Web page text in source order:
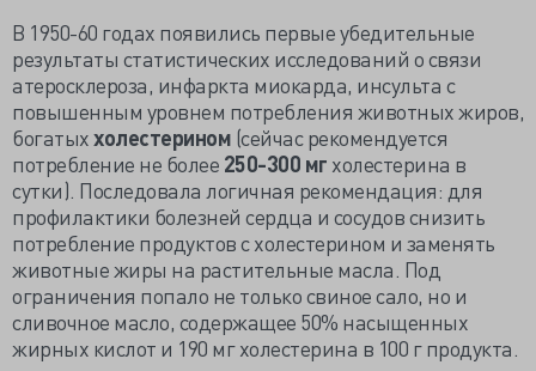
В 1950-60 годах появились первые убедительные
результаты статистических исследований о связи
атеросклероза, инфаркта миокарда, инсульта с
повышенным уровнем потребления животных жиров,
богатыххолестерином (сейчас рекомендуется
потребление не более 250-300 мг холестерина в
сутки). Последовала логичная рекомендация: для
профилактики болезней сердца и сосудов снизить
потребление продуктов с холестерином и заменять
животные жиры на растительные масла. Под
ограничения попало не только свиное сало, но и
сливочное масло, содержащее 50% насыщенных
жирных кислот и 190 мг холестерина в 100 г продукта.